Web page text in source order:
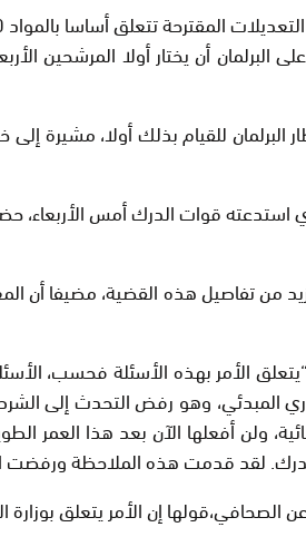
المادة 10 من القانون، والتي بموجبها يتعين على
للقيام بذلك أولا، مشيرة إلى
قوات الدرك أمس الأربعاء،
من تفاصيل هذه القضية، مضيفا أن
الأمر بهذه الأسئلة فحسب،
المبدئي، وهو رفض التحدث إلى
الشرطة القضائية، ولن أفعلها الآن بعد
لقد قدمت هذه الملاحظة ورفضت
إن الأمر يتعلق بوزارة